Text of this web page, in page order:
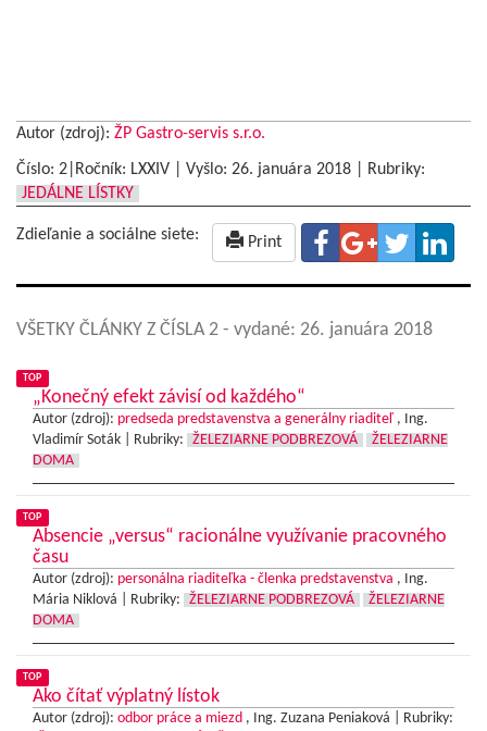
Autor (zdroj): ŽP Gastro-servis s.r.o.
Číslo: 2|Ročník: LXXIV | Vyšlo: 26. januára 2018
Rubriky:
JEDÁLNE LÍSTKY
Zdieľanie a sociálne siete: Print
VŠETKY ČLÁNKY Z ČÍSLA 2 - vydané: 26. januára 2018
TOP
„Konečný efekt závisí od každého“
Autor (zdroj): predseda predstavenstva a generálny riaditeľ
, Ing.
Vladimír Soták |
Rubriky: ŽELEZIARNE PODBREZOVÁ
ŽELEZIARNE
DOMA
TOP
Absencie „versus“ racionálne využívanie pracovného
času
Autor (zdroj): personálna riaditeľka - členka predstavenstva , Ing.
Mária Niklová |
Rubriky: ŽELEZIARNE PODBREZOVÁ
ŽELEZIARNE
DOMA
TOP
Ako čítať výplatný lístok
Autor (zdroj): odbor práce a miezd , Ing. Zuzana Peniaková |
Rubriky: